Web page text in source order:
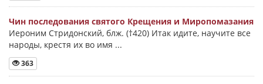
Чин последования святого Крещения и Миропомазания
Иероним Стридонский, блж. (†420) Итак идите, научите все
народы, крестя их во имя ...
363